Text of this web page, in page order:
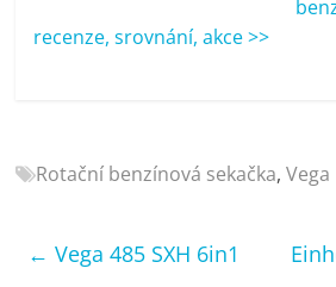
OK,
televize,
recenze, srovnání, akce >>
Rotační benzínová sekačka,Vega
← Vega 485 SXH 6in1